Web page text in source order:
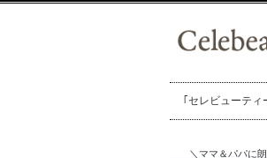
｢セレビューティ
＼ママ＆パパに朗